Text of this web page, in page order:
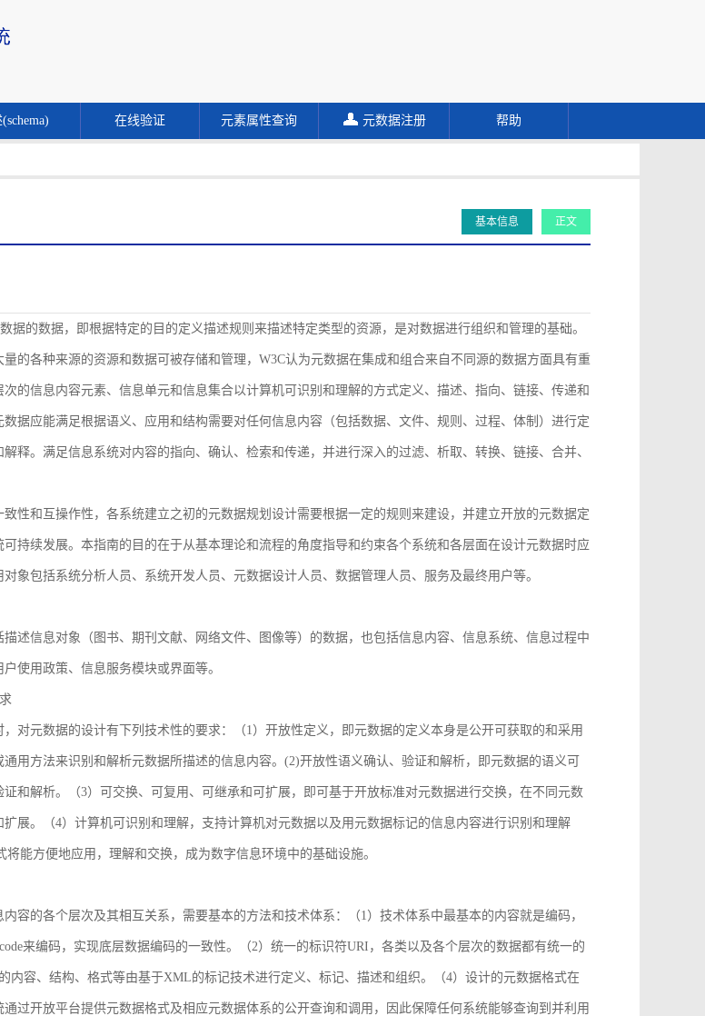
在线验证 元素属性查询 元数据注册 帮助
基本信息 正文
据的数据，即根据特定的目的定义描述规则来描述特定类型的资源，是对数据进行组织和管理的基础。
的各种来源的资源和数据可被存储和管理，W3C认为元数据在集成和组合来自不同源的数据方面具有重
的信息内容元素、信息单元和信息集合以计算机可识别和理解的方式定义、描述、指向、链接、传递和
据应能满足根据语义、应用和结构需要对任何信息内容（包括数据、文件、规则、过程、体制）进行定
释。满足信息系统对内容的指向、确认、检索和传递，并进行深入的过滤、析取、转换、链接、合并、
性和互操作性，各系统建立之初的元数据规划设计需要根据一定的规则来建设，并建立开放的元数据定
持续发展。本指南的目的在于从基本理论和流程的角度指导和约束各个系统和各层面在设计元数据时应
象包括系统分析人员、系统开发人员、元数据设计人员、数据管理人员、服务及最终用户等。
述信息对象（图书、期刊文献、网络文件、图像等）的数据，也包括信息内容、信息系统、信息过程中
使用政策、信息服务模块或界面等。
对元数据的设计有下列技术性的要求：（1）开放性定义，即元数据的定义本身是公开可获取的和采用
用方法来识别和解析元数据所描述的信息内容。(2)开放性语义确认、验证和解析，即元数据的语义可
和解析。（3）可交换、可复用、可继承和可扩展，即可基于开放标准对元数据进行交换，在不同元数
展。（4）计算机可识别和理解，支持计算机对元数据以及用元数据标记的信息内容进行识别和理解
能方便地应用，理解和交换，成为数字信息环境中的基础设施。
容的各个层次及其相互关系，需要基本的方法和技术体系：（1）技术体系中最基本的内容就是编码，
来编码，实现底层数据编码的一致性。（2）统一的标识符URI，各类以及各个层次的数据都有统一的
内容、结构、格式等由基于XML的标记技术进行定义、标记、描述和组织。（4）设计的元数据格式在
过开放平台提供元数据格式及相应元数据体系的公开查询和调用，因此保障任何系统能够查询到并利用